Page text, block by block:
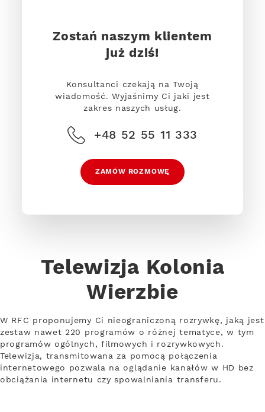
Zostań naszym klientem
już dziś!
Konsultanci czekają na Twoją
wiadomość. Wyjaśnimy Ci jaki jest
zakres naszych usług.
+48 52 55 11 333
ZAMÓW ROZMOWĘ
Telewizja Kolonia
Wierzbie
W RFC proponujemy Ci nieograniczoną rozrywkę, jaką jest
zestaw nawet 220 programów o różnej tematyce, w tym
programów ogólnych, filmowych i rozrywkowych.
Telewizja, transmitowana za pomocą połączenia
internetowego pozwala na oglądanie kanałów w HD bez
obciążania internetu czy spowalniania transferu.